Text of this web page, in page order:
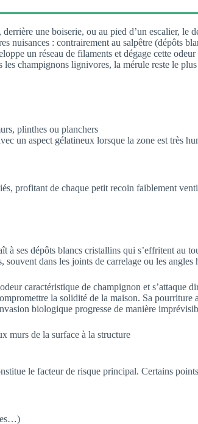
une boiserie, ou au pied d’un escalier, le
nuisances : contrairement au salpêtre (dépôts
un réseau de filaments et dégage cette
champignons lignivores, la mérule reste le
plinthes ou planchers
un aspect gélatineux lorsque la zone est très
profitant de chaque petit recoin faiblement
à ses dépôts blancs cristallins qui s’effritent au
dans les joints de carrelage ou les angles
caractéristique de champignon et s’attaque
la solidité de la maison. Sa pourriture
biologique progresse de manière
le facteur de risque principal. Certains